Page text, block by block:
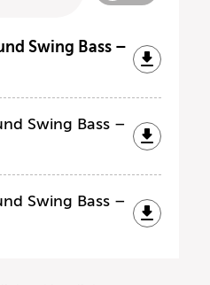
Swing Bass –
Swing Bass –
Swing Bass –